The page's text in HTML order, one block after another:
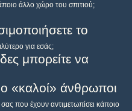
άλλο χώρο του σπιτιού;
το
για εσάς;
μπορείτε να
«καλοί» άνθρωποι
σας που έχουν αντιμετωπίσει κάποιο